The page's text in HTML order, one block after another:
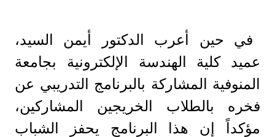
في حين أعرب الدكتور أيمن السيد،
عميد كلية الهندسة الإلكترونية بجامعة
المنوفية المشاركة بالبرنامج التدريبي عن
فخره بالطلاب الخريجين المشاركين،
مؤكداً إن هذا البرنامج يحفز الشباب